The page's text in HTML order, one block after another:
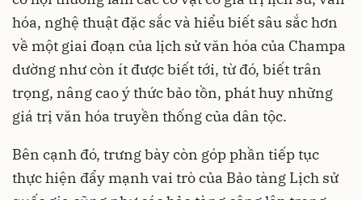
hóa, nghệ thuật đặc sắc và hiểu biết sâu sắc hơn
về một giai đoạn của lịch sử văn hóa của Champa
dường như còn ít được biết tới, từ đó, biết trân
trọng, nâng cao ý thức bảo tồn, phát huy những
giá trị văn hóa truyền thống của dân tộc.
Bên cạnh đó, trưng bày còn góp phần tiếp tục
thực hiện đẩy mạnh vai trò của Bảo tàng Lịch sử